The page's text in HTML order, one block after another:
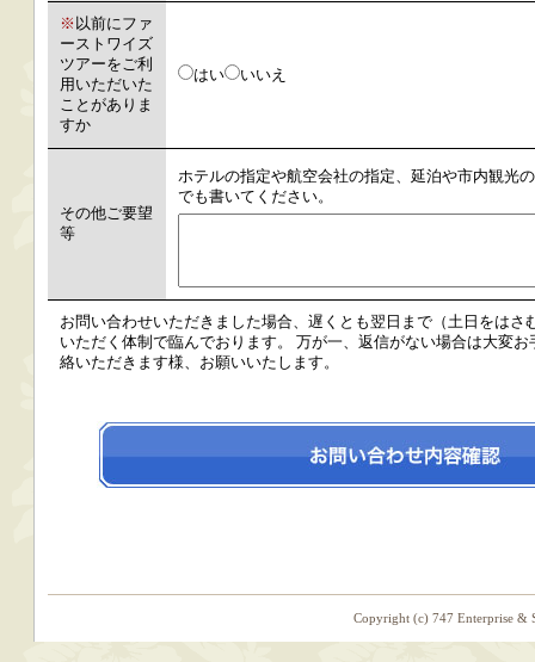
※ 以前にファ
ーストワイズ
ツアーをご利
用いただいた
ことがありま
すか
はい いいえ
その他ご要望
等
ホテルの指定や航空会社の指定、延泊や市内観光
でも書いてください。
お問い合わせいただきました場合、遅くとも翌日まで（土日をはさ
いただく体制で臨んでおります。 万が一、返信がない場合は大変
絡いただきます様、お願いいたします。
Copyright (c) 747 Enterprise &